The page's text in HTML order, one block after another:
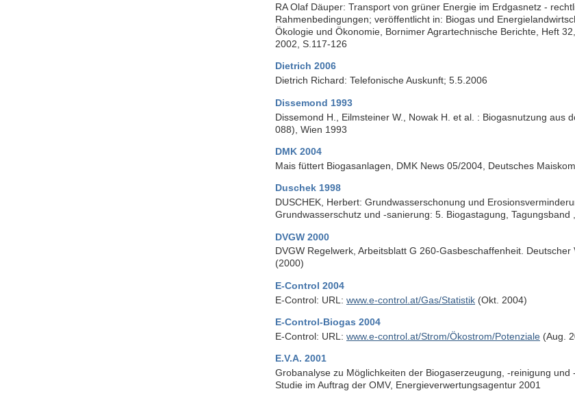
RA Olaf Däuper: Transport von grüner Energie im Erdgasnetz -
Rahmenbedingungen; veröffentlicht in: Biogas und
Ökologie und Ökonomie, Bornimer Agrartechnische Berichte, Heft
2002, S.117-126
Dietrich 2006
Dietrich Richard: Telefonische Auskunft; 5.5.2006
Dissemond 1993
Dissemond H., Eilmsteiner W., Nowak H. et al. : Biogasnutzung aus
088), Wien 1993
DMK 2004
Mais füttert Biogasanlagen, DMK News 05/2004, Deutsches
Duschek 1998
DUSCHEK, Herbert: Grundwasserschonung und
Grundwasserschutz und -sanierung: 5. Biogastagung,
DVGW 2000
DVGW Regelwerk, Arbeitsblatt G 260-Gasbeschaffenheit.
(2000)
E-Control 2004
E-Control: URL: www.e-control.at/Gas/Statistik (Okt. 2004)
E-Control-Biogas 2004
E-Control: URL: www.e-control.at/Strom/Ökostrom/Potenziale (Aug.
E.V.A. 2001
Grobanalyse zu Möglichkeiten der Biogaserzeugung, -reinigung
Studie im Auftrag der OMV, Energieverwertungsagentur 2001